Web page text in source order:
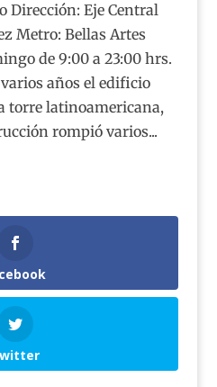
Dirección: Eje Central
Metro: Bellas Artes
de 9:00 a 23:00 hrs.
años el edificio
torre latinoamericana,
rompió varios...